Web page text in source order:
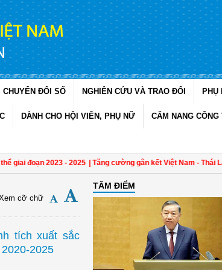
CHUYỂN ĐỔI SỐ NGHIÊN CỨU VÀ TRAO ĐỔI PHỤ
DÀNH CHO HỘI VIÊN, PHỤ NỮ CẨM NANG CÔNG
đoạn 2023 - 2025 | Tăng cường gắn kết Việt Nam - Thái Lan
cỡ chữ
tích xuất sắc
2025
TÂM ĐIỂM